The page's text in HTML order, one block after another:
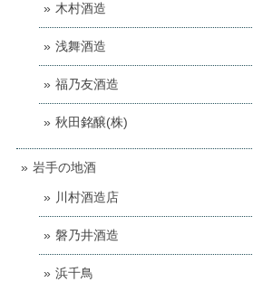
木村酒造
浅舞酒造
福乃友酒造
秋田銘醸(株)
岩手の地酒
川村酒造店
磐乃井酒造
浜千鳥